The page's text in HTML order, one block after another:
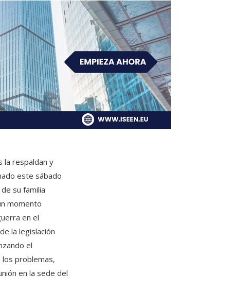
la respaldan y
este sábado
su familia
momento
en el
la legislación
el
problemas,
en la sede del